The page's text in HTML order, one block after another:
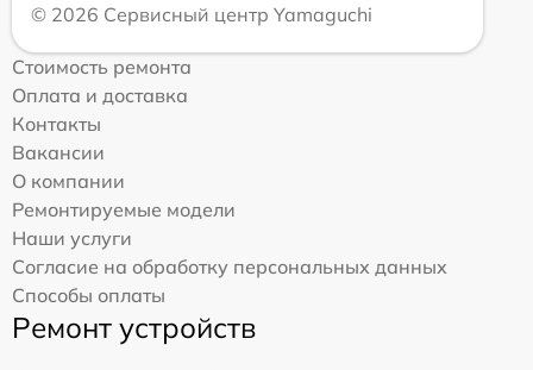
© 2026 Сервисный центр Yamaguchi
Стоимость ремонта
Оплата и доставка
Контакты
Вакансии
О компании
Ремонтируемые модели
Наши услуги
Согласие на обработку персональных данных
Способы оплаты
Ремонт устройств